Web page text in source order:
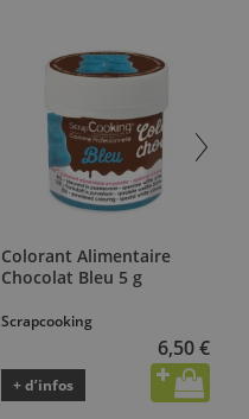
Colorant Alimentaire
Chocolat Bleu 5 g
Scrapcooking
6,50 €
+ d’infos